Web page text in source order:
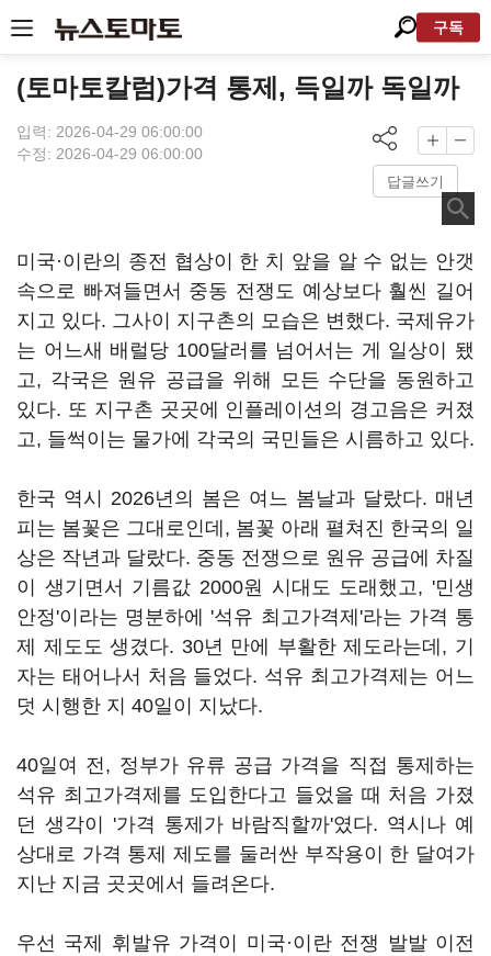
구독
(토마토칼럼)가격 통제, 득일까 독일까
입력: 2026-04-29 06:00:00
수정: 2026-04-29 06:00:00
답글쓰기
미국·이란의 종전 협상이 한 치 앞을 알 수 없는 안갯
속으로 빠져들면서 중동 전쟁도 예상보다 훨씬 길어
지고 있다. 그사이 지구촌의 모습은 변했다. 국제유가
는 어느새 배럴당 100달러를 넘어서는 게 일상이 됐
고, 각국은 원유 공급을 위해 모든 수단을 동원하고
있다. 또 지구촌 곳곳에 인플레이션의 경고음은 커졌
고, 들썩이는 물가에 각국의 국민들은 시름하고 있다.
한국 역시 2026년의 봄은 여느 봄날과 달랐다. 매년
피는 봄꽃은 그대로인데, 봄꽃 아래 펼쳐진 한국의 일
상은 작년과 달랐다. 중동 전쟁으로 원유 공급에 차질
이 생기면서 기름값 2000원 시대도 도래했고, '민생
안정'이라는 명분하에 '석유 최고가격제'라는 가격 통
제 제도도 생겼다. 30년 만에 부활한 제도라는데, 기
자는 태어나서 처음 들었다. 석유 최고가격제는 어느
덧 시행한 지 40일이 지났다.
40일여 전, 정부가 유류 공급 가격을 직접 통제하는
석유 최고가격제를 도입한다고 들었을 때 처음 가졌
던 생각이 '가격 통제가 바람직할까'였다. 역시나 예
상대로 가격 통제 제도를 둘러싼 부작용이 한 달여가
지난 지금 곳곳에서 들려온다.
우선 국제 휘발유 가격이 미국·이란 전쟁 발발 이전